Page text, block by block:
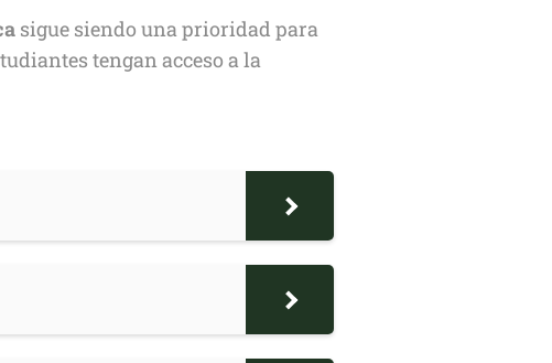
sigue siendo una prioridad para
tengan acceso a la